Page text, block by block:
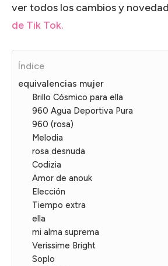
ver todos los cambios y
de Tik Tok.
Índice
equivalencias mujer
Brillo Cósmico para ella
960 Agua Deportiva Pura
960 (rosa)
Melodia
rosa desnuda
Codizia
Amor de anouk
Elección
Tiempo extra
ella
mi alma suprema
Verissime Bright
Soplo